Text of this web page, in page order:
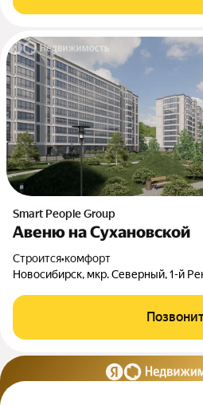
Smart People Group
Авеню на Сухановской
Строится•комфорт
Новосибирск, мкр. Северный, 1-й